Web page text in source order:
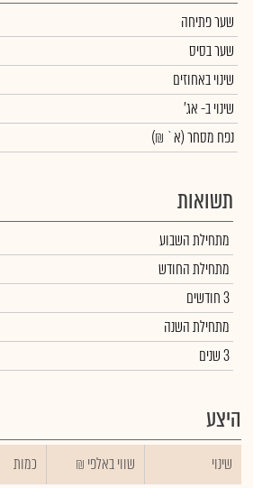
שער פתיחה
שער בסיס
שינוי באחוזים
שינויב- אג'
נפח מסחר(א` ₪)
תשואות
מתחילת השבוע
מתחילת החודש
3 חודשים
מתחילת השנה
3 שנים
היצע
שינוי ₪ שווי באלפי כמות